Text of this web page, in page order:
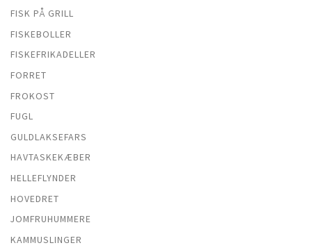
FISK PÅ GRILL
FISKEBOLLER
FISKEFRIKADELLER
FORRET
FROKOST
FUGL
GULDLAKSEFARS
HAVTASKEKÆBER
HELLEFLYNDER
HOVEDRET
JOMFRUHUMMERE
KAMMUSLINGER